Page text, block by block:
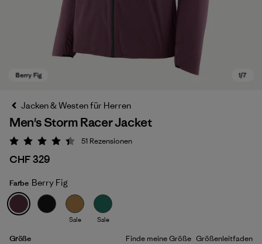
Berry Fig
Jacken & Westen für Herren
Men's Storm Racer Jacket
Bewertung: 4.4 / 5
51 Rezensionen
CHF 329
Farbe Berry Fig
Sale Sale
Größe Finde meine Größe Größenleitfaden